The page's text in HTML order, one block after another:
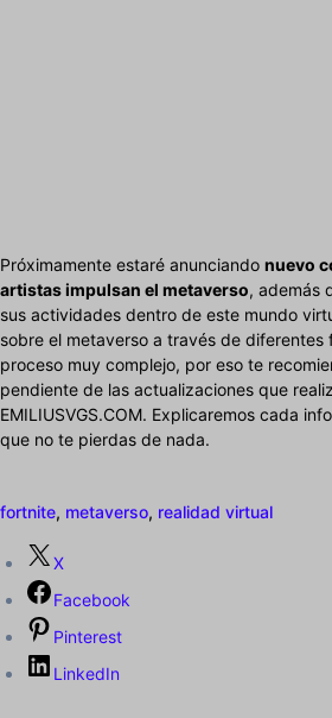
Próximamente estaré anunciando nuevo
artistas impulsan el metaverso, además
sus actividades dentro de este mundo
sobre el metaverso a través de diferentes
proceso muy complejo, por eso te
pendiente de las actualizaciones que
EMILIUSVGS.COM. Explicaremos cada
que no te pierdas de nada.
fortnite, metaverso, realidad virtual
X
Facebook
Pinterest
LinkedIn